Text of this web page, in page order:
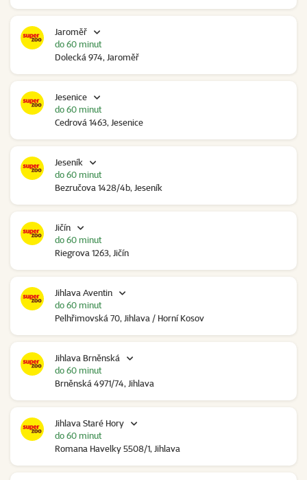
Jaroměř
Dolecká 974, Jaroměř
do 60 minut
Jesenice
Cedrová 1463, Jesenice
do 60 minut
Jeseník
Bezručova 1428/4b, Jeseník
do 60 minut
Jičín
Riegrova 1263, Jičín
do 60 minut
Jihlava Aventin
Pelhřimovská 70, Jihlava / Horní Kosov
do 60 minut
Jihlava Brněnská
Brněnská 4971/74, Jihlava
do 60 minut
Jihlava Staré Hory
Romana Havelky 5508/1, Jihlava
do 60 minut